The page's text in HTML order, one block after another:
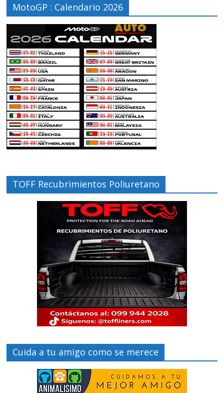
MotoGP : Calendario 2026
TOFF Recubrimientos Poliuretano
Cuida a tu amigo como se merece